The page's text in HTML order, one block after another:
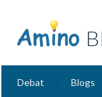
Debat Blogs